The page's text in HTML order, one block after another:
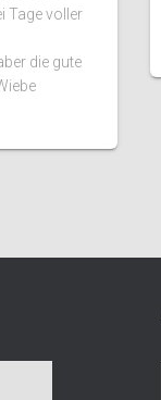
Tage voller
die gute